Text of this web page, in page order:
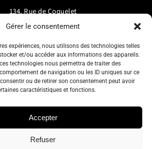
Gérer le consentement
expériences, nous utilisons des technologies telles
et/ou accéder aux informations des appareils.
technologies nous permettra de traiter des
de navigation ou les ID uniques sur ce
ou de retirer son consentement peut avoir
caractéristiques et fonctions.
Accepter
Refuser
134, Rue de Coquelet
5000 Bouge-Namur
info@zelos.be
Tel : +32(0) 81/20.83.97
TVA : 0695.625.206
–Conditions générales d’utilisation